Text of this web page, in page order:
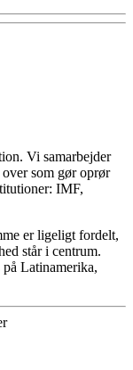
Vi samarbejder
som gør oprør
IMF,
er ligeligt fordelt,
står i centrum.
Latinamerika,